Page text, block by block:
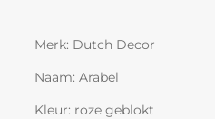
Merk: Dutch Decor
Naam: Arabel
Kleur: roze geblokt